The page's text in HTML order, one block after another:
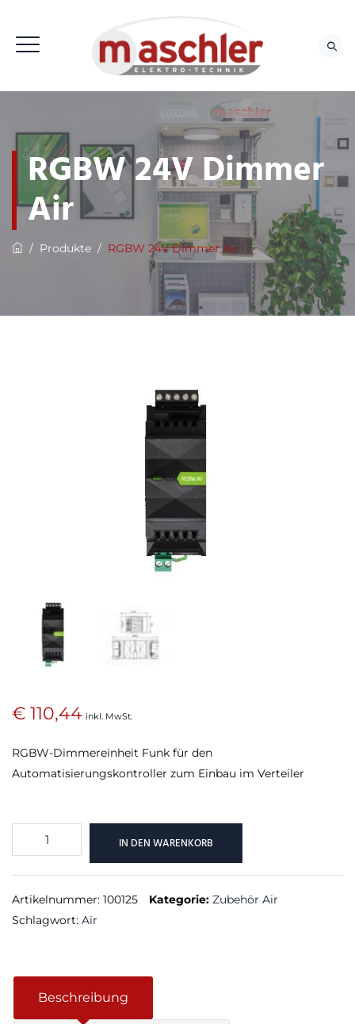
RGBW 24V Dimmer
Air
/ Produkte / RGBW 24V Dimmer Air
€ 110,44 inkl. MwSt.
RGBW-Dimmereinheit Funk für den
Automatisierungskontroller zum Einbau im Verteiler
RGBW
24V
Dimmer
Air
Menge
IN DEN WARENKORB
Artikelnummer: 100125 Kategorie: Zubehör Air
Schlagwort: Air
Beschreibung